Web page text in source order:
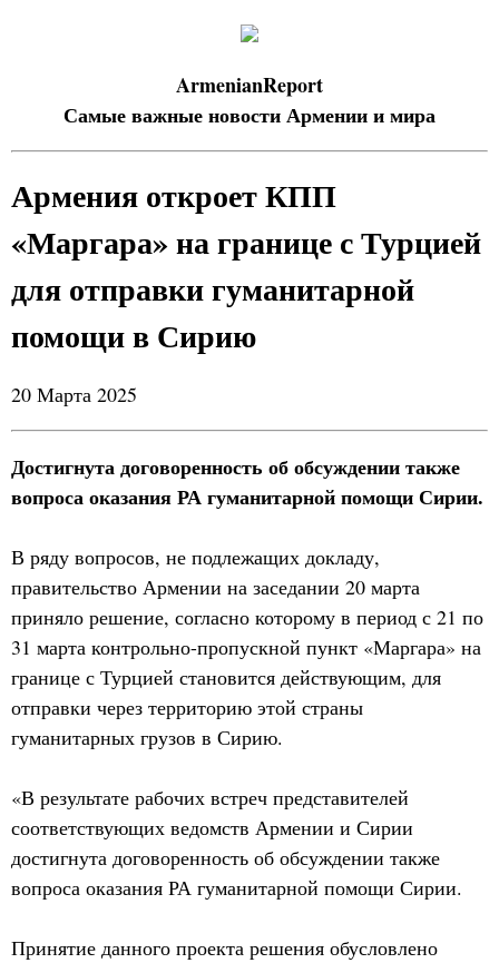
ArmenianReport
Самые важные новости Армении и мира
Армения откроет КПП
«Маргара» на границе с Турцией
для отправки гуманитарной
помощи в Сирию
20 Марта 2025
Достигнута договоренность об обсуждении также
вопроса оказания РА гуманитарной помощи Сирии.
В ряду вопросов, не подлежащих докладу,
правительство Армении на заседании 20 марта
приняло решение, согласно которому в период с 21 по
31 марта контрольно-пропускной пункт «Маргара» на
границе с Турцией становится действующим, для
отправки через территорию этой страны
гуманитарных грузов в Сирию.
«В результате рабочих встреч представителей
соответствующих ведомств Армении и Сирии
достигнута договоренность об обсуждении также
вопроса оказания РА гуманитарной помощи Сирии.
Принятие данного проекта решения обусловлено